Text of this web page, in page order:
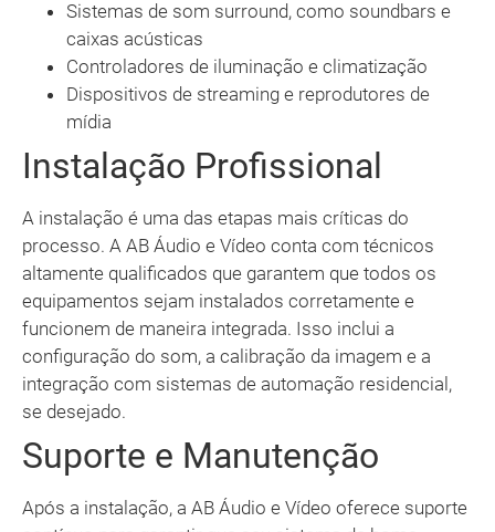
Sistemas de som surround, como soundbars e
caixas acústicas
Controladores de iluminação e climatização
Dispositivos de streaming e reprodutores de
mídia
Instalação Profissional
A instalação é uma das etapas mais críticas do
processo. A AB Áudio e Vídeo conta com técnicos
altamente qualificados que garantem que todos os
equipamentos sejam instalados corretamente e
funcionem de maneira integrada. Isso inclui a
configuração do som, a calibração da imagem e a
integração com sistemas de automação residencial,
se desejado.
Suporte e Manutenção
Após a instalação, a AB Áudio e Vídeo oferece suporte